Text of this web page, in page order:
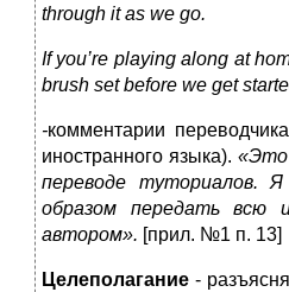
through it as we go.
If you’re playing along at
brush set before we get
-комментарии
иностранного языка). «Это
переводе туториалов.
образом передать всю
автором». [прил. №1 п. 13]
Целеполагание-